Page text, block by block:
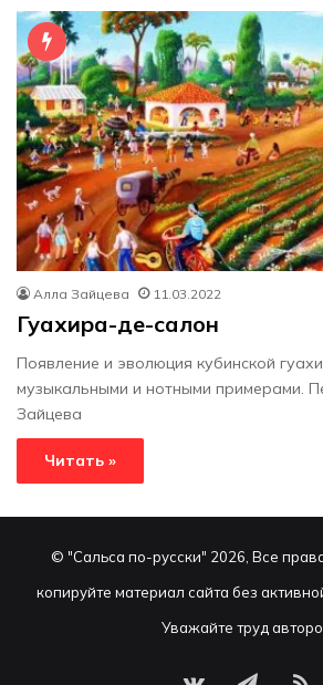
Алла Зайцева 11.03.2022
Гуахира-де-салон
Появление и эволюция кубинской
музыкальными и нотными примерами.
Зайцева
Читать »
© "Сальса по-русски" 2026, Все
копируйте материал сайта без
Уважайте труд